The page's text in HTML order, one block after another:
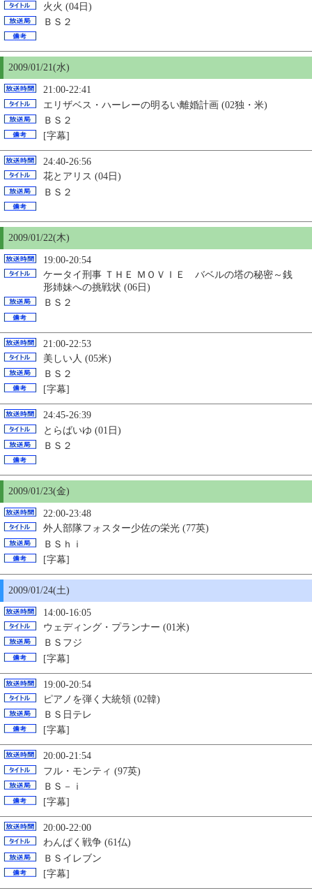
火火 (04日)
ＢＳ２
2009/01/21(水)
21:00-22:41
エリザベス・ハーレーの明るい離婚計画 (02独・米)
ＢＳ２
[字幕]
24:40-26:56
花とアリス (04日)
ＢＳ２
2009/01/22(木)
19:00-20:54
ケータイ刑事 ＴＨＥ ＭＯＶＩＥ バベルの塔の秘密～銭
形姉妹への挑戦状 (06日)
ＢＳ２
21:00-22:53
美しい人 (05米)
ＢＳ２
[字幕]
24:45-26:39
とらばいゆ (01日)
ＢＳ２
2009/01/23(金)
22:00-23:48
外人部隊フォスター少佐の栄光 (77英)
ＢＳｈｉ
[字幕]
2009/01/24(土)
14:00-16:05
ウェディング・プランナー (01米)
ＢＳフジ
[字幕]
19:00-20:54
ピアノを弾く大統領 (02韓)
ＢＳ日テレ
[字幕]
20:00-21:54
フル・モンティ (97英)
ＢＳ－ｉ
[字幕]
20:00-22:00
わんぱく戦争 (61仏)
ＢＳイレブン
[字幕]